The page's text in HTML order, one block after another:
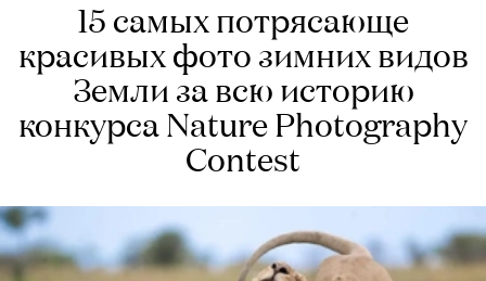
15 самых потрясающе
красивых фото зимних видов
Земли за всю историю
конкурса Nature Photography
Contest